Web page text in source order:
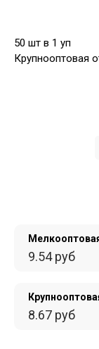
50 шт в 1 уп
Крупнооптовая
9.54 руб
8.67 руб